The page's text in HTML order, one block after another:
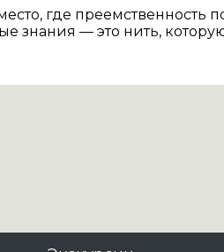
где преемственность
знания — это нить,